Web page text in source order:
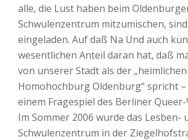
alle, die Lust haben beim
Schwulenzentrum mitzumischen,
eingeladen. Auf daß Na Und auch
wesentlichen Anteil daran hat, daß
von unserer Stadt als der „heimlichen
Homohochburg Oldenburg“ spricht
einem Fragespiel des Berliner Queer-
Im Sommer 2006 wurde das Lesben-
Schwulenzentrum in der